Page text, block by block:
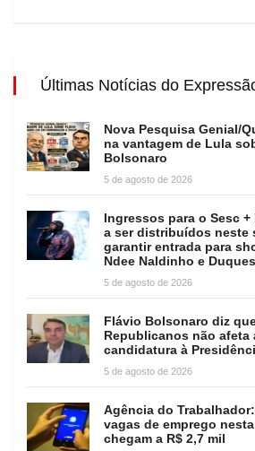
Últimas Notícias do
Nova Pesquisa Genial/
na vantagem de Lula
Bolsonaro
5 de agosto de 2026
Ingressos para o Sesc +
a ser distribuídos neste
garantir entrada para
Ndee Naldinho e
5 de agosto de 2026
Flávio Bolsonaro diz
Republicanos não afeta
candidatura à
5 de agosto de 2026
Agência do
vagas de emprego
chegam a R$ 2,7 mil